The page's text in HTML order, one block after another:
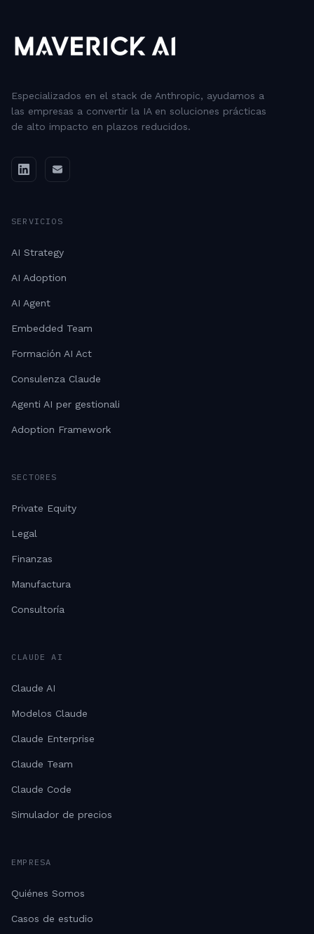
Especializados en el stack de Anthropic, ayudamos a
las empresas a convertir la IA en soluciones prácticas
de alto impacto en plazos reducidos.
SERVICIOS
AI Strategy
AI Adoption
AI Agent
Embedded Team
Formación AI Act
Consulenza Claude
Agenti AI per gestionali
Adoption Framework
SECTORES
Private Equity
Legal
Finanzas
Manufactura
Consultoría
CLAUDE AI
Claude AI
Modelos Claude
Claude Enterprise
Claude Team
Claude Code
Simulador de precios
EMPRESA
Quiénes Somos
Casos de estudio